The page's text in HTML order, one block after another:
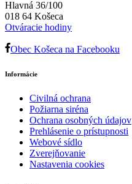
Hlavná 36/100
018 64 Košeca
Otváracie hodiny
Obec Košeca na Facebooku
Informácie
Civilná ochrana
Požiarna siréna
Ochrana osobných údajov
Prehlásenie o prístupnosti
Webové sídlo
Zverejňovanie
Nastavenia cookies